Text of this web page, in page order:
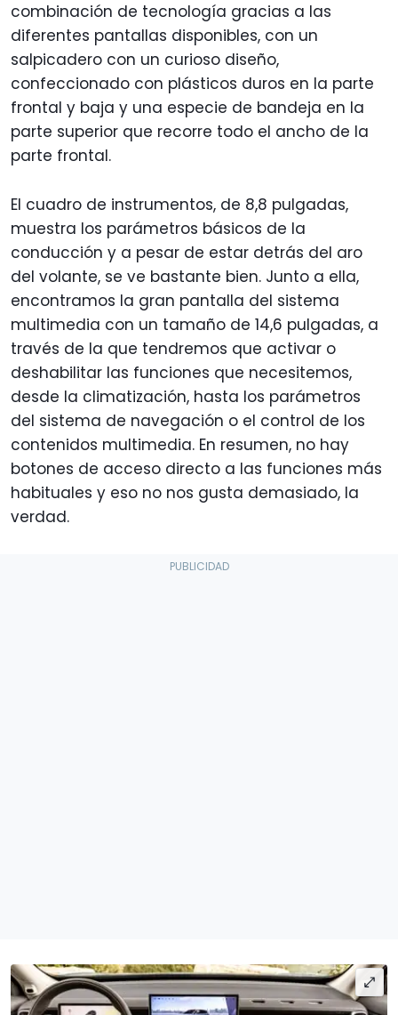
combinación de tecnología gracias a las
diferentes pantallas disponibles, con un
salpicadero con un curioso diseño,
confeccionado con plásticos duros en la parte
frontal y baja y una especie de bandeja en la
parte superior que recorre todo el ancho de la
parte frontal.
El cuadro de instrumentos, de 8,8 pulgadas,
muestra los parámetros básicos de la
conducción y a pesar de estar detrás del aro
del volante, se ve bastante bien. Junto a ella,
encontramos la gran pantalla del sistema
multimedia con un tamaño de 14,6 pulgadas, a
través de la que tendremos que activar o
deshabilitar las funciones que necesitemos,
desde la climatización, hasta los parámetros
del sistema de navegación o el control de los
contenidos multimedia. En resumen, no hay
botones de acceso directo a las funciones más
habituales y eso no nos gusta demasiado, la
verdad.